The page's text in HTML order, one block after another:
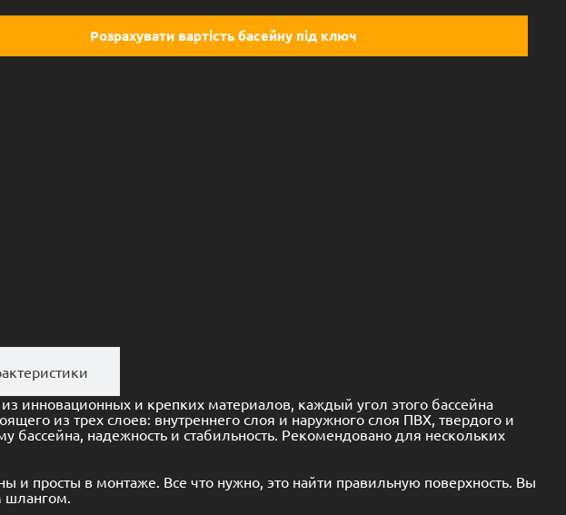
Розрахувати вартість басейну під ключ
инновационных и крепких материалов, каждый угол этого бассейна
из трех слоев: внутреннего слоя и наружного слоя ПВХ, твердого и
бассейна, надежность и стабильность. Рекомендовано для нескольких
просты в монтаже. Все что нужно, это найти правильную поверхность. Вы
шлангом.